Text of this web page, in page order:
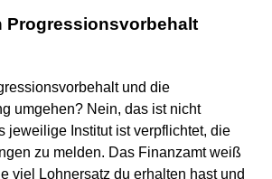
Progressionsvorbehalt
und die
umgehen? Nein, das ist nicht
jeweilige Institut ist verpflichtet, die
zu melden. Das Finanzamt weiß
viel Lohnersatz du erhalten hast und